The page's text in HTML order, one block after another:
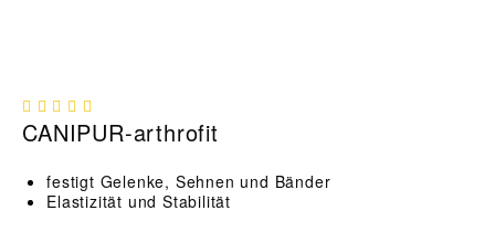
CANIPUR-arthrofit
festigt Gelenke, Sehnen und Bänder
Elastizität und Stabilität